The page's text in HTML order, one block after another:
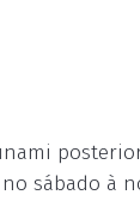
sábado à